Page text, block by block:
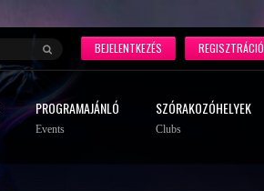
REGISZTRÁCIÓ
BEJELENTKEZÉS
PROGRAMAJÁNLÓ
Events
SZÓRAKOZÓHELYEK
Clubs